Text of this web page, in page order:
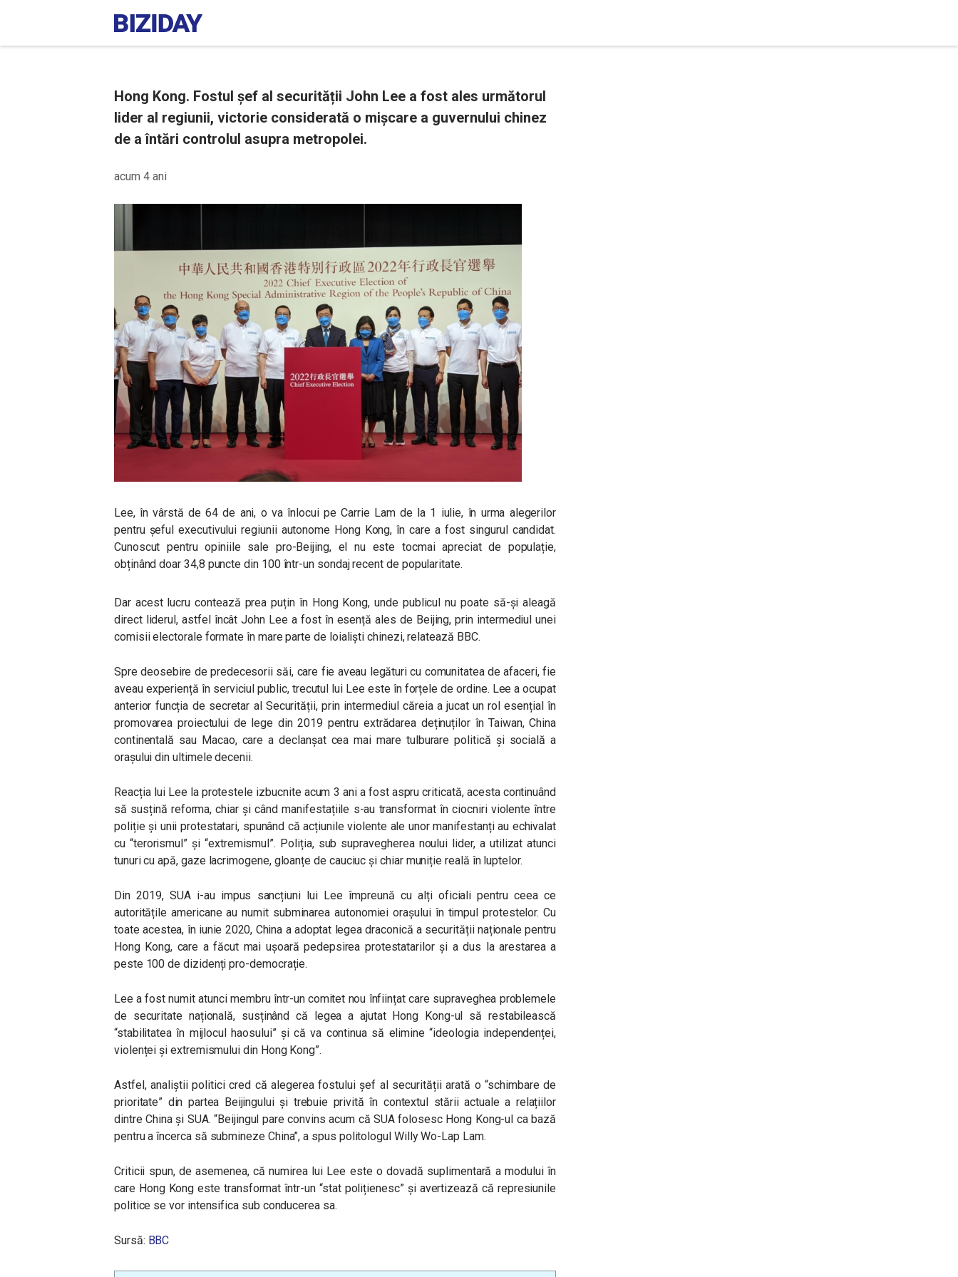
Hong Kong. Fostul șef al securității John Lee a fost ales următorul
lider al regiunii, victorie considerată o mișcare a guvernului chinez
de a întări controlul asupra metropolei.
acum 4 ani
Lee, în vârstă de 64 de ani, o va înlocui pe Carrie Lam de la 1 iulie, în urma alegerilor
pentru șeful executivului regiunii autonome Hong Kong, în care a fost singurul candidat.
Cunoscut pentru opiniile sale pro-Beijing, el nu este tocmai apreciat de populație,
obținând doar 34,8 puncte din 100 într-un sondaj recent de popularitate.
Dar acest lucru contează prea puțin în Hong Kong, unde publicul nu poate să-și aleagă
direct liderul, astfel încât John Lee a fost în esență ales de Beijing, prin intermediul unei
comisii electorale formate în mare parte de loialiști chinezi, relatează BBC.
Spre deosebire de predecesorii săi, care fie aveau legături cu comunitatea de afaceri, fie
aveau experiență în serviciul public, trecutul lui Lee este în forțele de ordine. Lee a ocupat
anterior funcția de secretar al Securității, prin intermediul căreia a jucat un rol esențial în
promovarea proiectului de lege din 2019 pentru extrădarea deținuților în Taiwan, China
continentală sau Macao, care a declanșat cea mai mare tulburare politică și socială a
orașului din ultimele decenii.
Reacția lui Lee la protestele izbucnite acum 3 ani a fost aspru criticată, acesta continuând
să susțină reforma, chiar și când manifestațiile s-au transformat în ciocniri violente între
poliție și unii protestatari, spunând că acțiunile violente ale unor manifestanți au echivalat
cu “terorismul” și “extremismul”. Poliția, sub supravegherea noului lider, a utilizat atunci
tunuri cu apă, gaze lacrimogene, gloanțe de cauciuc și chiar muniție reală în luptelor.
Din 2019, SUA i-au impus sancțiuni lui Lee împreună cu alți oficiali pentru ceea ce
autoritățile americane au numit subminarea autonomiei orașului în timpul protestelor. Cu
toate acestea, în iunie 2020, China a adoptat legea draconică a securității naționale pentru
Hong Kong, care a făcut mai ușoară pedepsirea protestatarilor și a dus la arestarea a
peste 100 de dizidenți pro-democrație.
Lee a fost numit atunci membru într-un comitet nou înființat care supraveghea problemele
de securitate națională, susținând că legea a ajutat Hong Kong-ul să restabilească
“stabilitatea în mijlocul haosului” și că va continua să elimine “ideologia independenței,
violenței și extremismului din Hong Kong”.
Astfel, analiștii politici cred că alegerea fostului șef al securității arată o “schimbare de
prioritate” din partea Beijingului și trebuie privită în contextul stării actuale a relațiilor
dintre China și SUA. “Beijingul pare convins acum că SUA folosesc Hong Kong-ul ca bază
pentru a încerca să submineze China”, a spus politologul Willy Wo-Lap Lam.
Criticii spun, de asemenea, că numirea lui Lee este o dovadă suplimentară a modului în
care Hong Kong este transformat într-un “stat polițienesc” și avertizează că represiunile
politice se vor intensifica sub conducerea sa.
Sursă: BBC